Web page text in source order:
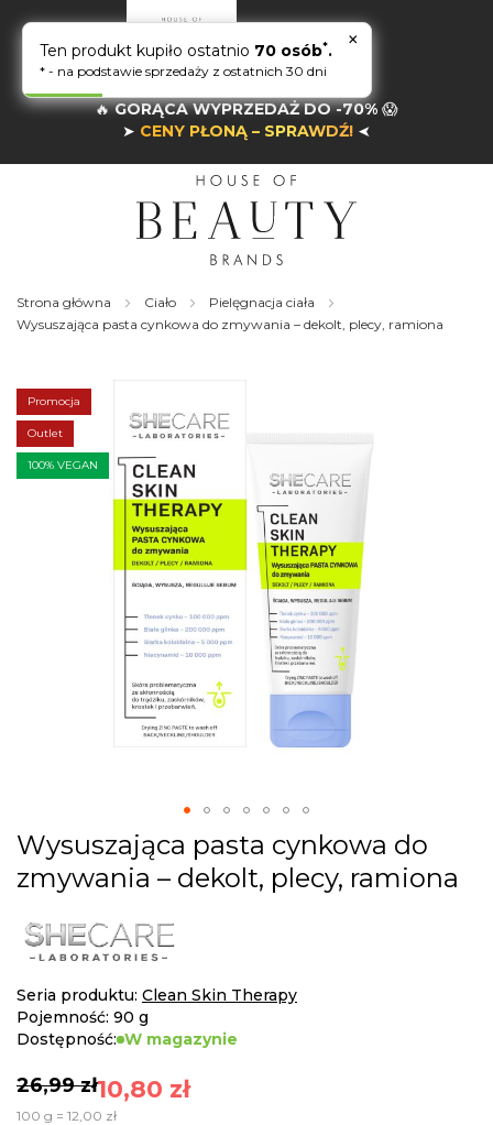
🔥GORĄCA WYPRZEDAŻ DO -70% 😱
➤ CENY PŁONĄ – SPRAWDŹ! ➤
Strona główna Ciało
Pielęgnacja ciała
Wysuszająca pasta cynkowa do zmywania – dekolt, plecy, ramiona
the
end
of
the
images
Promocja
Outlet
100% VEGAN
Skip
to
the
of
the
gallery
Wysuszająca pasta cynkowa do
zmywania – dekolt, plecy, ramiona
Seria produktu: Clean Skin Therapy
Pojemność: 90 g
Dostępność: W magazynie
10,80 zł
26,99 zł
100 g = 12,00 zł
×
Ten produkt kupiło ostatnio 70 osób*.
* - na podstawie sprzedaży z ostatnich 30 dni